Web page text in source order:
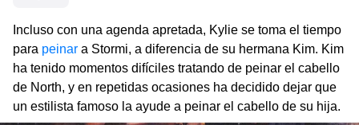
Incluso con una agenda apretada, Kylie se toma el tiempo
para peinar a Stormi, a diferencia de su hermana Kim. Kim
ha tenido momentos difíciles tratando de peinar el cabello
de North, y en repetidas ocasiones ha decidido dejar que
un estilista famoso la ayude a peinar el cabello de su hija.